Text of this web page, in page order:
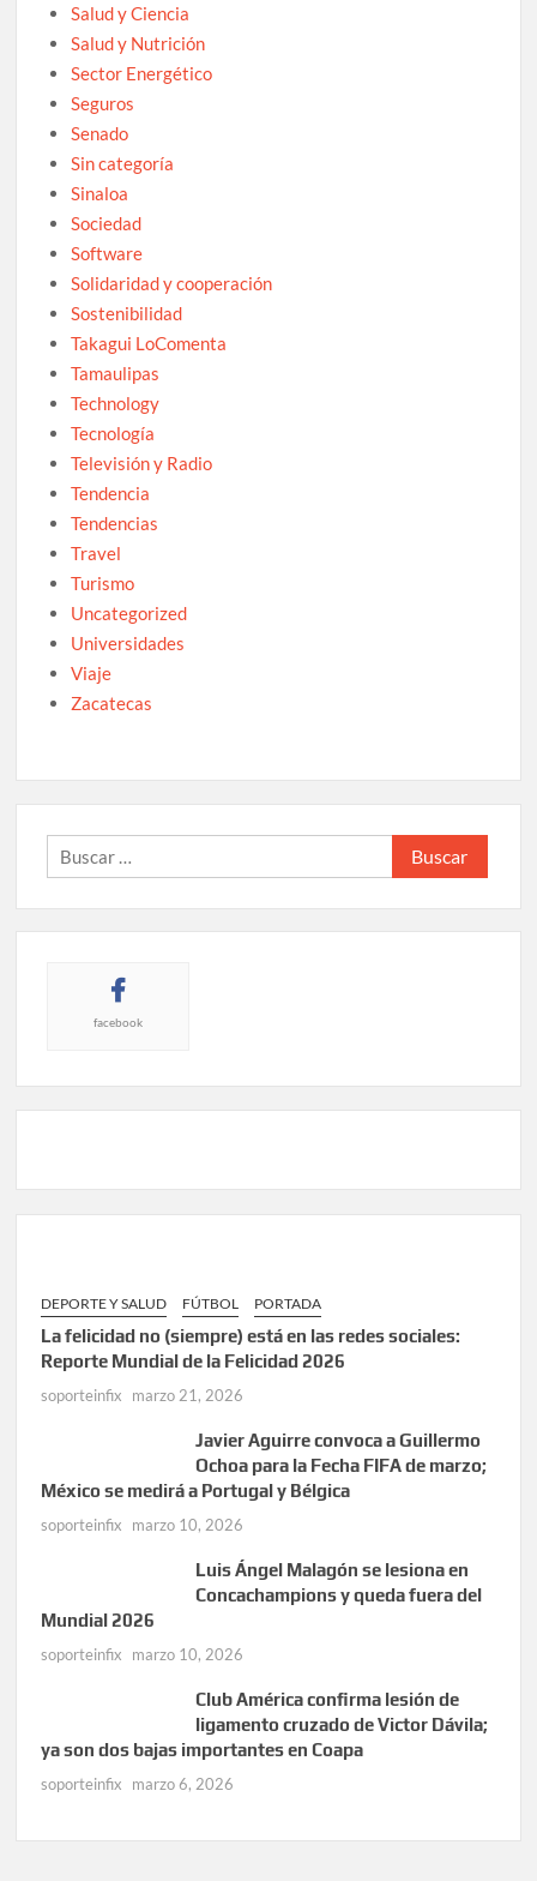
Salud y Ciencia
Salud y Nutrición
Sector Energético
Seguros
Senado
Sin categoría
Sinaloa
Sociedad
Software
Solidaridad y cooperación
Sostenibilidad
Takagui LoComenta
Tamaulipas
Technology
Tecnología
Televisión y Radio
Tendencia
Tendencias
Travel
Turismo
Uncategorized
Universidades
Viaje
Zacatecas
Buscar:
facebook
DEPORTE Y SALUD FÚTBOL PORTADA
La felicidad no (siempre) está en las redes sociales:
Reporte Mundial de la Felicidad 2026
soporteinfix marzo 21, 2026
Javier Aguirre convoca a Guillermo
Ochoa para la Fecha FIFA de marzo;
México se medirá a Portugal y Bélgica
soporteinfix marzo 10, 2026
Luis Ángel Malagón se lesiona en
Concachampions y queda fuera del
Mundial 2026
soporteinfix marzo 10, 2026
Club América confirma lesión de
ligamento cruzado de Victor Dávila;
ya son dos bajas importantes en Coapa
soporteinfix marzo 6, 2026